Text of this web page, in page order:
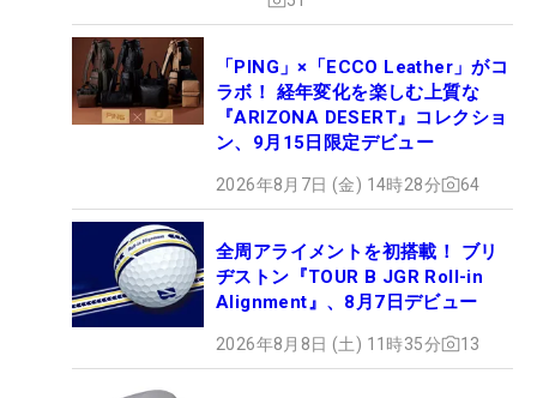
「PING」×「ECCO Leather」がコ
ラボ！ 経年変化を楽しむ上質な
『ARIZONA DESERT』コレクショ
ン、9月15日限定デビュー
2026年8月7日 (金) 14時28分 64
全周アライメントを初搭載！ ブリ
ヂストン『TOUR B JGR Roll-in
Alignment』、8月7日デビュー
2026年8月8日 (土) 11時35分 13